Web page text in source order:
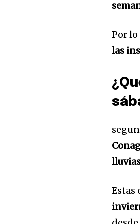
Por
las
Estas